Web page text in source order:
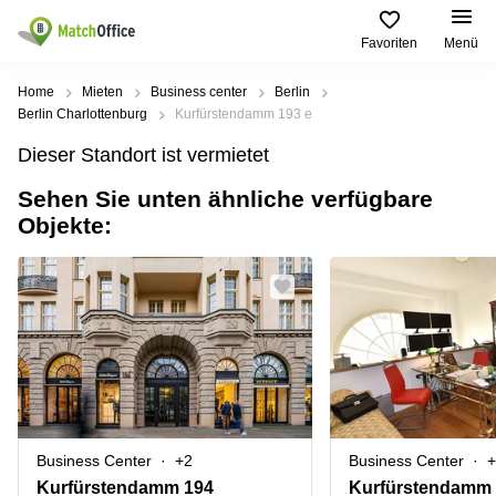
Favoriten Menü
Mieten / Vermieten
Produktseiten
Büro
mieten
center
Coworking
Space
Seminarraum
Virtuelles
Büro
Beliebte
Städte
Büro
mieten
Geschäftsadresse
Hamburg
Geschäftsadresse
mieten
Düsseldorf
Geschäftsadresse
Stuttgart
Büro
Beliebte
Suchanfragen
Regus
Dortmund
Ruhrallee
9
Dortmund
Office Club
Ballindamm
3
Rahel-
Hirsch-
Straße
Hilfe
Über uns
Büro vermieten
Preis
Log-in
Home Mieten Business center
Berlin
Berlin Charlottenburg
Kurfürstendamm 193 e
Dieser Standort ist vermietet
Sehen Sie unten ähnliche verfügbare
Objekte:
Business Center +2
Kurfürstendamm 194
Business Center
Kurfürstendamm